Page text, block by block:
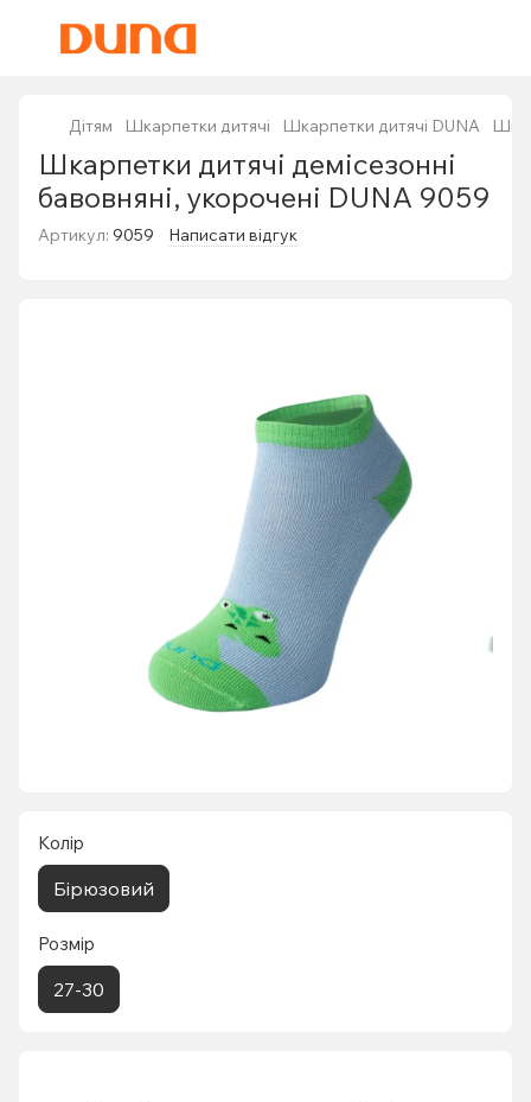
Дітям Шкарпетки дитячі Шкарпетки дитячі DUNA
Шкарпетки дитячі демісезонні
бавовняні, укорочені DUNA 9059
Артикул: 9059 Написати відгук
Колір
Бірюзовий
Розмір
27-30